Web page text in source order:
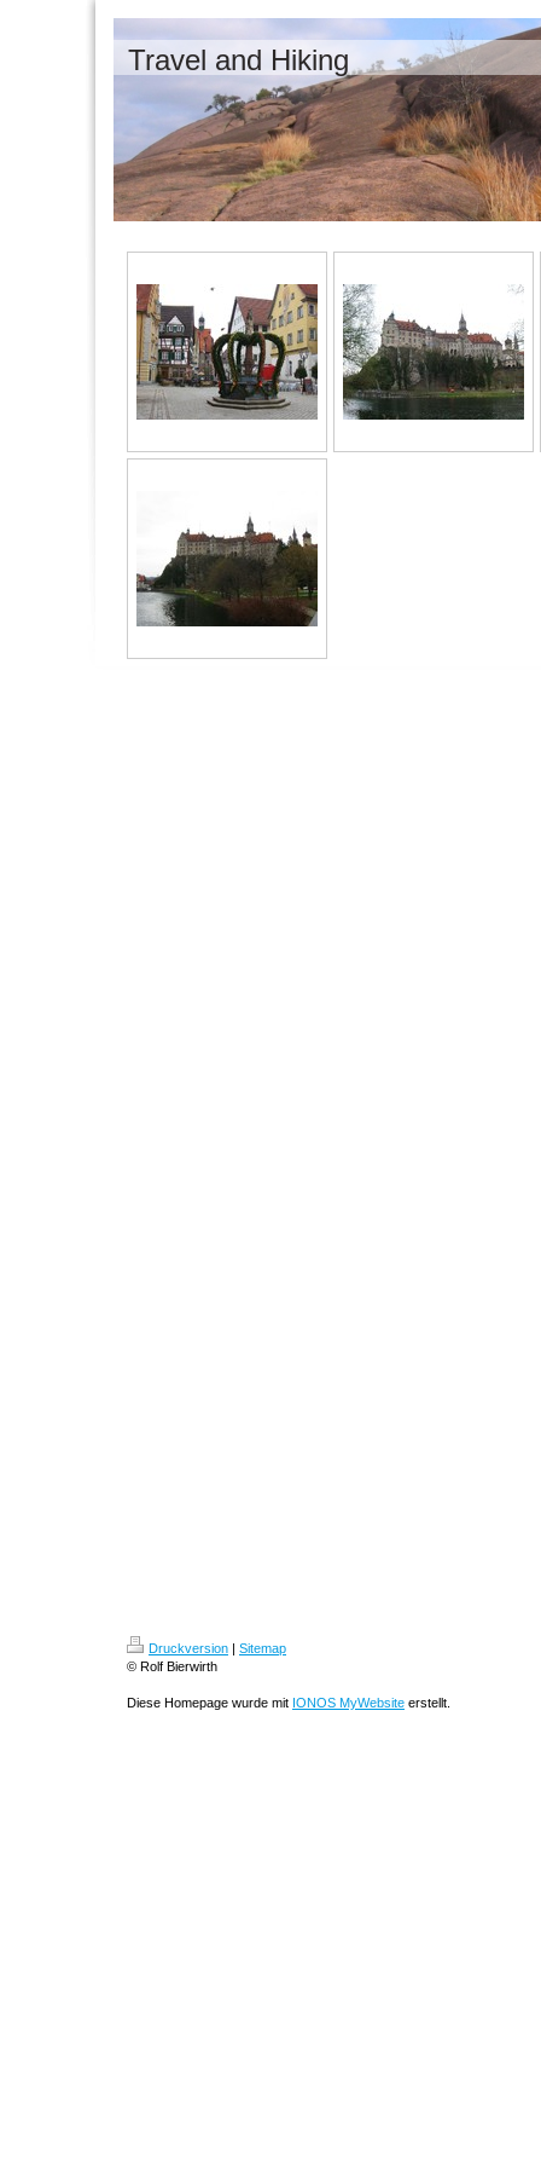
Travel and Hiking
Druckversion | Sitemap
© Rolf Bierwirth
Diese Homepage wurde mit IONOS MyWebsite erstellt.